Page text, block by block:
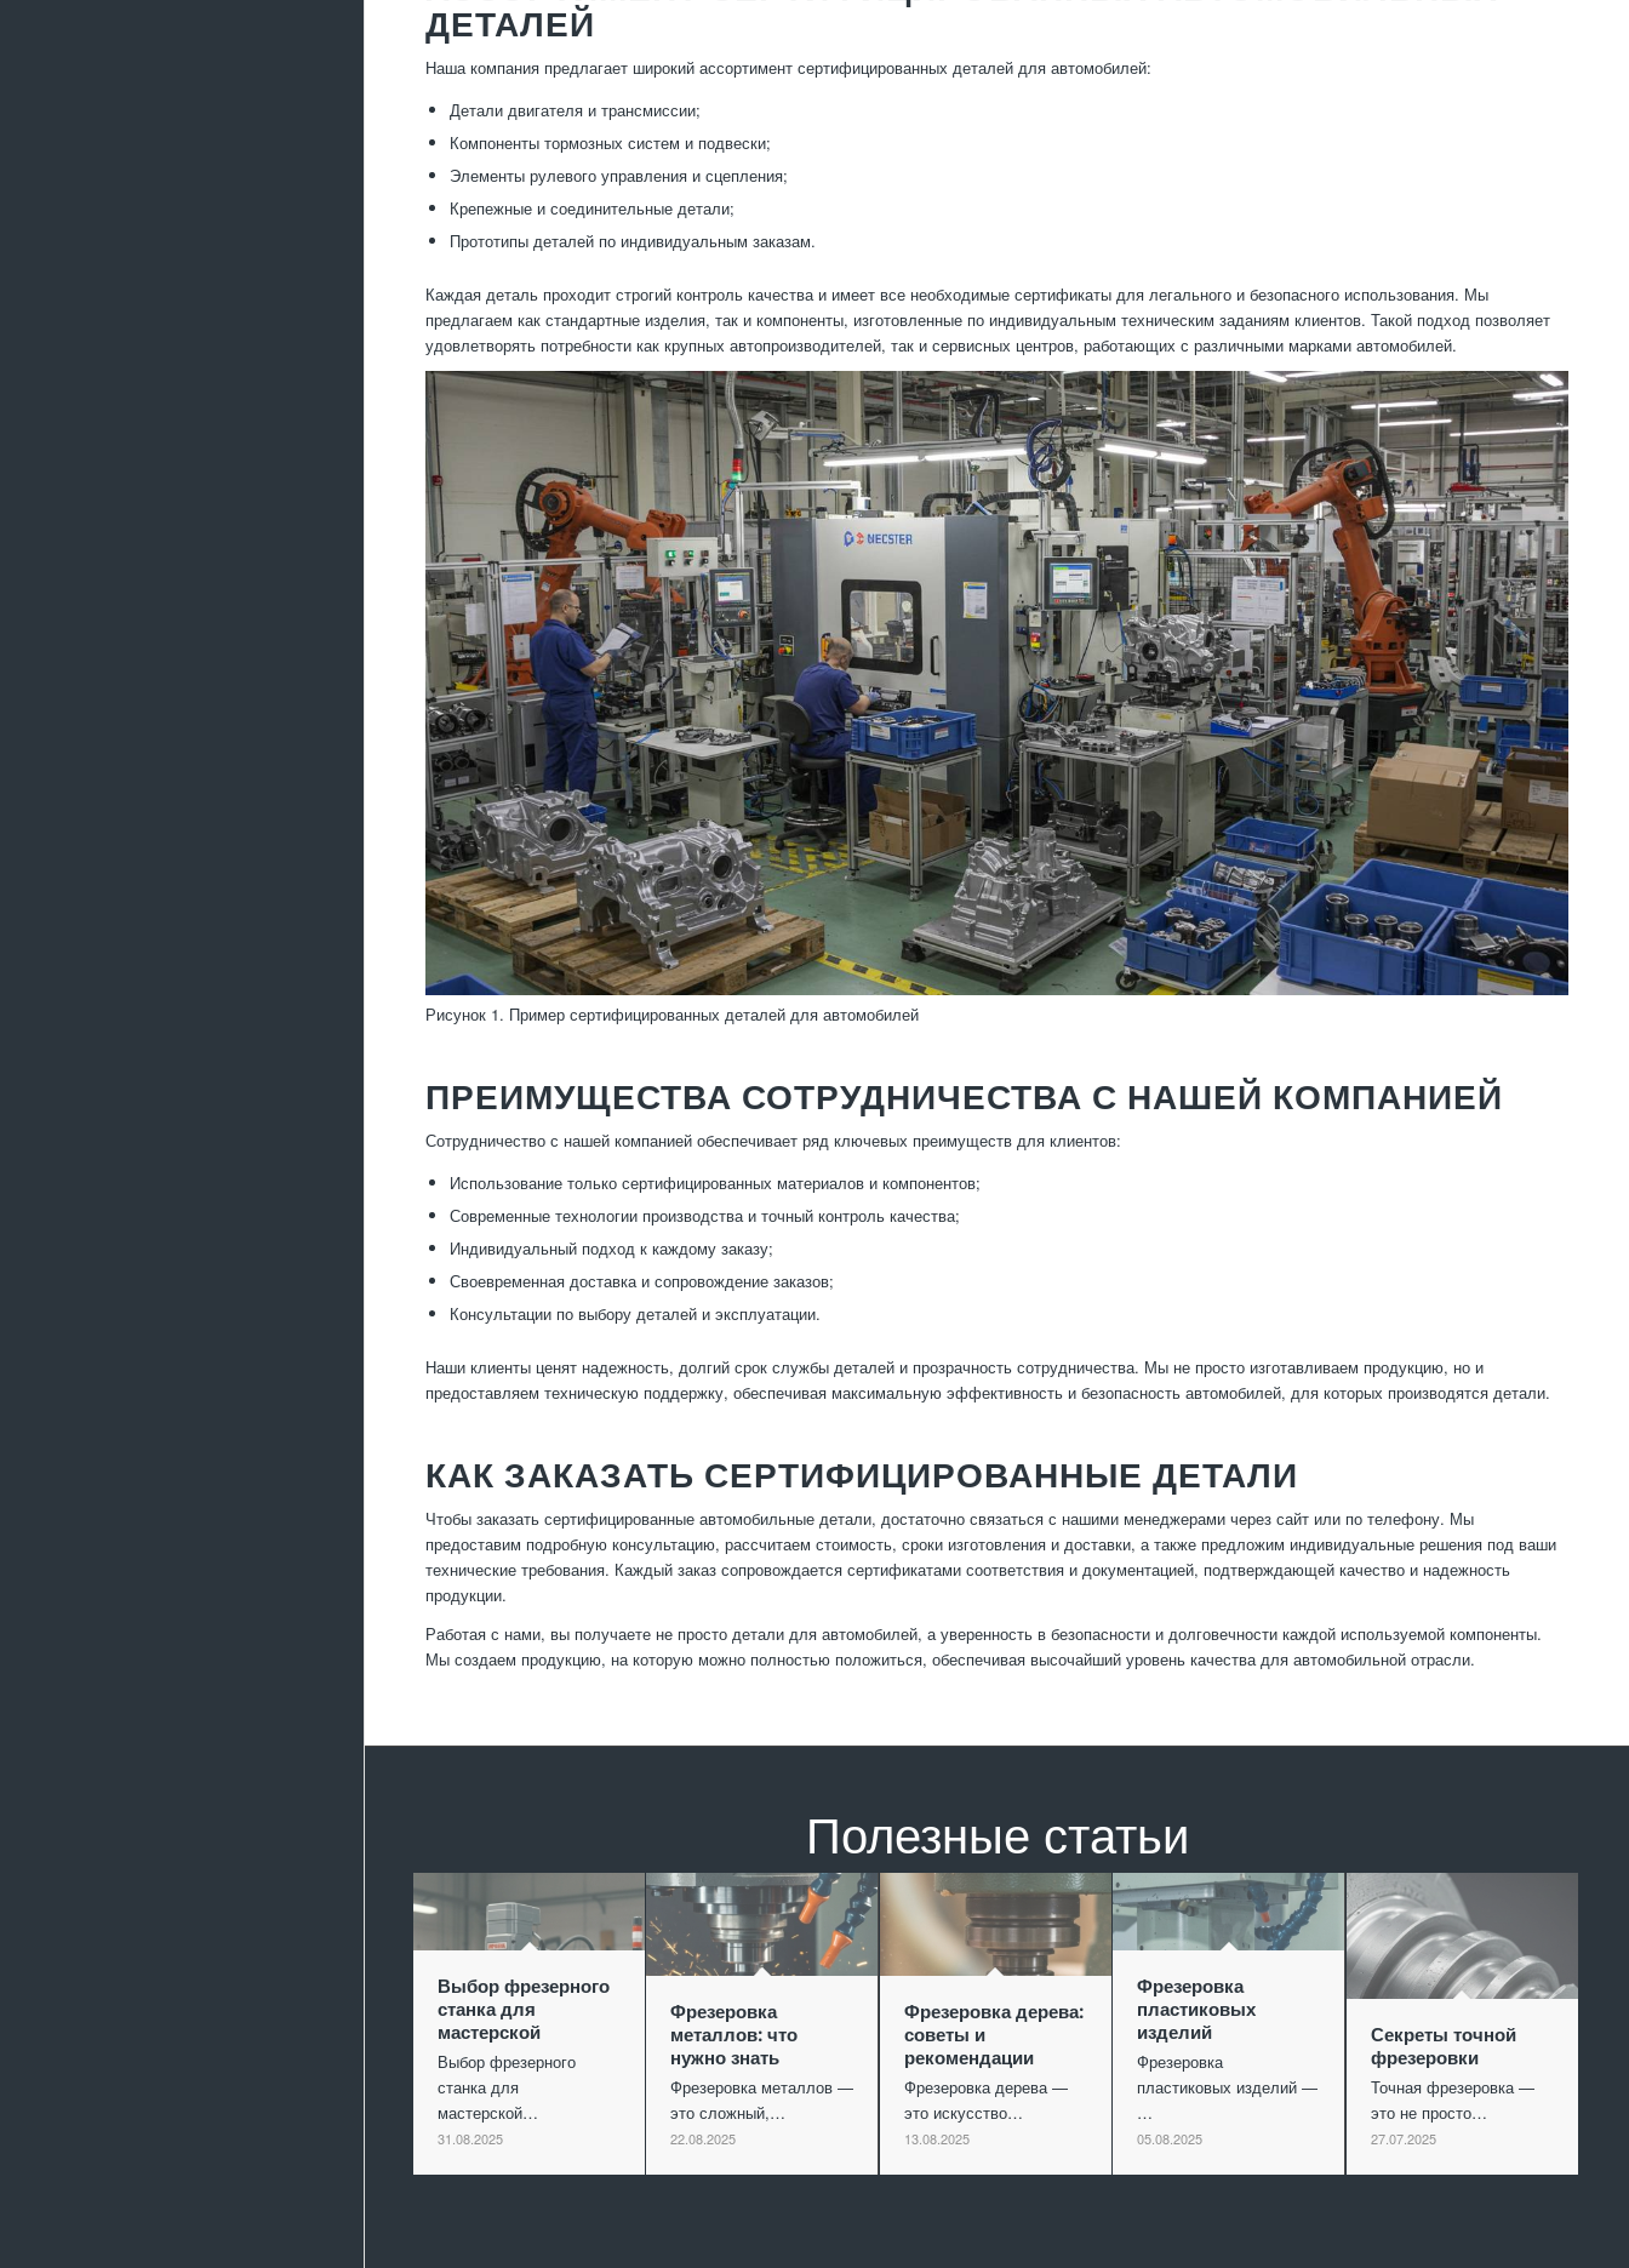
ДЕТАЛЕЙ
Наша компания предлагает широкий ассортимент сертифицированных деталей для автомобилей:
Детали двигателя и трансмиссии;
Компоненты тормозных систем и подвески;
Элементы рулевого управления и сцепления;
Крепежные и соединительные детали;
Прототипы деталей по индивидуальным заказам.
Каждая деталь проходит строгий контроль качества и имеет все необходимые сертификаты для легального и безопасного использования. Мы
предлагаем как стандартные изделия, так и компоненты, изготовленные по индивидуальным техническим заданиям клиентов. Такой подход позволяет
удовлетворять потребности как крупных автопроизводителей, так и сервисных центров, работающих с различными марками автомобилей.
Рисунок 1. Пример сертифицированных деталей для автомобилей
ПРЕИМУЩЕСТВА СОТРУДНИЧЕСТВА С НАШЕЙ КОМПАНИЕЙ
Сотрудничество с нашей компанией обеспечивает ряд ключевых преимуществ для клиентов:
Использование только сертифицированных материалов и компонентов;
Современные технологии производства и точный контроль качества;
Индивидуальный подход к каждому заказу;
Своевременная доставка и сопровождение заказов;
Консультации по выбору деталей и эксплуатации.
Наши клиенты ценят надежность, долгий срок службы деталей и прозрачность сотрудничества. Мы не просто изготавливаем продукцию, но и
предоставляем техническую поддержку, обеспечивая максимальную эффективность и безопасность автомобилей, для которых производятся детали.
КАК ЗАКАЗАТЬ СЕРТИФИЦИРОВАННЫЕ ДЕТАЛИ
Чтобы заказать сертифицированные автомобильные детали, достаточно связаться с нашими менеджерами через сайт или по телефону. Мы
предоставим подробную консультацию, рассчитаем стоимость, сроки изготовления и доставки, а также предложим индивидуальные решения под ваши
технические требования. Каждый заказ сопровождается сертификатами соответствия и документацией, подтверждающей качество и надежность
продукции.
Работая с нами, вы получаете не просто детали для автомобилей, а уверенность в безопасности и долговечности каждой используемой компоненты.
Мы создаем продукцию, на которую можно полностью положиться, обеспечивая высочайший уровень качества для автомобильной отрасли.
Полезные статьи
Выбор фрезерного
станка для
мастерской
Выбор фрезерного
станка для
мастерской…
31.08.2025
Фрезеровка
металлов: что
нужно знать
Фрезеровка металлов —
это сложный,…
22.08.2025
Фрезеровка дерева:
советы и
рекомендации
Фрезеровка дерева —
это искусство…
13.08.2025
Фрезеровка
пластиковых
изделий
Фрезеровка
пластиковых изделий —
…
05.08.2025
Секреты точной
фрезеровки
Точная фрезеровка —
это не просто…
27.07.2025